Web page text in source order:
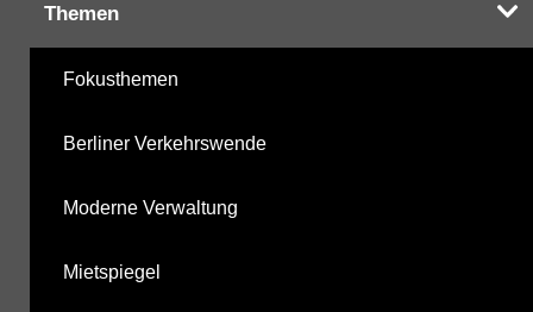
Themen
Fokusthemen
Berliner Verkehrswende
Moderne Verwaltung
Mietspiegel